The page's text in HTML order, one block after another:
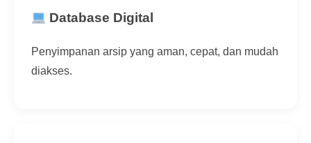
Database Digital
Penyimpanan arsip yang aman, cepat, dan mudah
diakses.